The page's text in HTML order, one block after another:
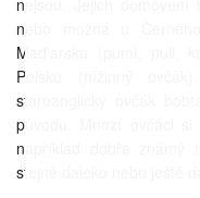
nejsou. Jejich
nebo možná u
Mad'arsku (pumi, puli,
Polsku (nížinný
staroanglický ovčák
původu. Mnozí ovčáci
například dobře známý
stejně daleko nebo ještě